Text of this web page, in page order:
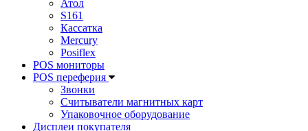
Атол
S161
Кассатка
Mercury
Posiflex
POS мониторы
POS переферия
Звонки
Считыватели магнитных карт
Упаковочное оборудование
Дисплеи покупателя